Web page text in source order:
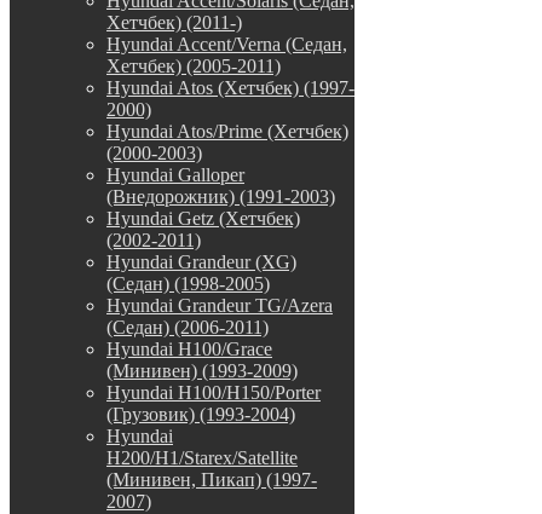
Хетчбек) (2011-)
Hyundai Accent/Verna (Седан,
Хетчбек) (2005-2011)
Hyundai Atos (Хетчбек) (1997-
2000)
Hyundai Atos/Prime (Хетчбек)
(2000-2003)
Hyundai Galloper
(Внедорожник) (1991-2003)
Hyundai Getz (Хетчбек)
(2002-2011)
Hyundai Grandeur (XG)
(Седан) (1998-2005)
Hyundai Grandeur TG/Azera
(Седан) (2006-2011)
Hyundai H100/Grace
(Минивен) (1993-2009)
Hyundai H100/H150/Porter
(Грузовик) (1993-2004)
Hyundai
H200/H1/Starex/Satellite
(Минивен, Пикап) (1997-
2007)